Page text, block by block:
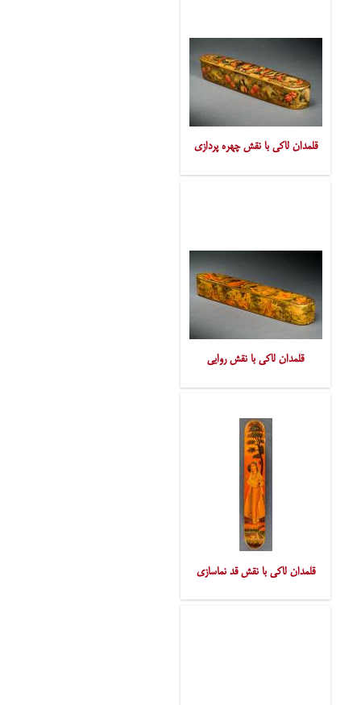
قلمدان لاکی با نقش چهره پردازی
قلمدان لاکی با نقش روایی
قلمدان لاکی با نقش قد نماسازی